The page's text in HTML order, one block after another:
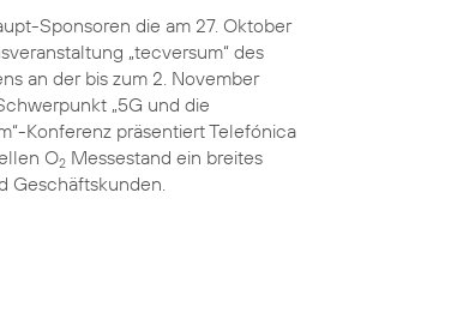
Sponsoren die am 27. Oktober
„tecversum“ des
an der bis zum 2. November
„5G und die
Konferenz präsentiert Telefónica
O2 Messestand ein breites
Geschäftskunden.